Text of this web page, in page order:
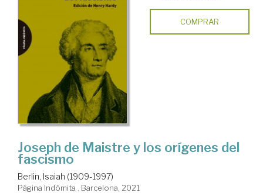
COMPRAR
Joseph de Maistre y los orígenes del
fascismo
Berlin, Isaiah (1909-1997)
Página Indómita . Barcelona, 2021